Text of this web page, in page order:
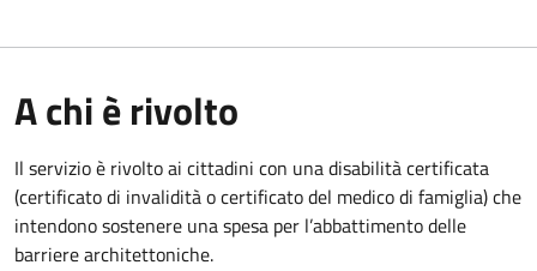
A chi è rivolto
Il servizio è rivolto ai cittadini con una disabilità certificata
(certificato di invalidità o certificato del medico di famiglia) che
intendono sostenere una spesa per l’abbattimento delle
barriere architettoniche.